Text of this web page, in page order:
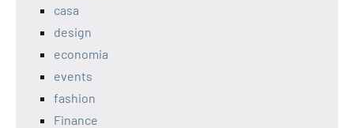
casa
design
economia
events
fashion
Finance